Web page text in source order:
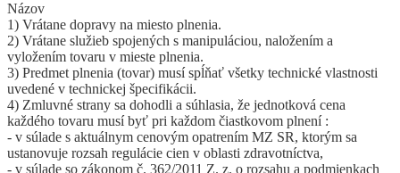
Názov
1) Vrátane dopravy na miesto plnenia.
2) Vrátane služieb spojených s manipuláciou, naložením a
vyložením tovaru v mieste plnenia.
3) Predmet plnenia (tovar) musí spĺňať všetky technické vlastnosti
uvedené v technickej špecifikácii.
4) Zmluvné strany sa dohodli a súhlasia, že jednotková cena
každého tovaru musí byť pri každom čiastkovom plnení :
- v súlade s aktuálnym cenovým opatrením MZ SR, ktorým sa
ustanovuje rozsah regulácie cien v oblasti zdravotníctva,
- v súlade so zákonom č. 362/2011 Z. z. o rozsahu a podmienkach